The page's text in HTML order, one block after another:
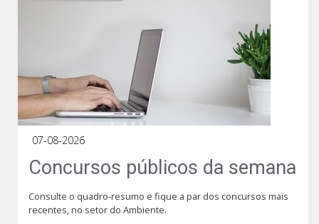
07-08-2026
Concursos públicos da semana
Consulte o quadro-resumo e fique a par dos concursos mais
recentes, no setor do Ambiente.